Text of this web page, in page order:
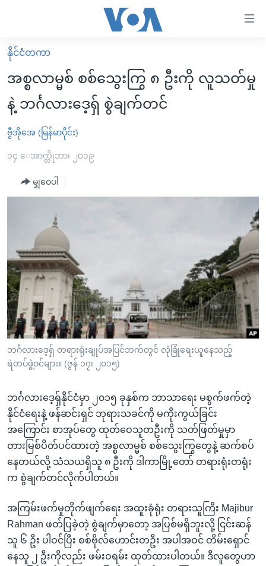
လွယ်ကူ
စေ
သည့်
Link
များ
ပင်မ
ပင်မ
အ
ညွန်း
စာမျက်နှာ
သို့
ကျော်
ကြည့်
ရန်
ရန်
နေရာ
သို့
ကျော်
ရန်
မူလစာမျက်နှာ
မြန်မာ
ကမ္ဘာ့သတင်းများ
နိုင်ငံတကာ
အစ္စရေး-ပါလက်စတိုင်း
ဗွီဒီယို
အင်္ဂလိပ်စာလေ့လာမယ်
အမေရိကန်သုံးအီဒီယံ
မကြေးမုံရဲ့ အင်္ဂလိပ်စာ
ရုပ်ရှင်ထဲက အင်္ဂလိပ်စာ
သုတပဒေသာ အင်္ဂလိပ်စာ
အပတ်စဉ်ကဏ္ဍများ
ရေဒီယို
တီဗွီ
ရေဒီယိုနှင့်ရုပ်သံ အချက်အလက်များ
ရေဒီယို/တီဗွီအစီအစဉ်
Learning English
ဗွီအိုအေ လူမှုကွန်ယက်များ
နိုင်ငံတကာ
အစ္စလာမ္မစ် စစ်သွေးကြွ ၈ ဦးကို လူသတ်မှု
နဲ့ ဘင်္ဂလားဒေ့ရှ် စွဲချက်တင်
ဗွီအိုအေ (မြန်မာပိုင်း)
၁၄ ေအာက္တိုဘာ၊ ၂၀၁၉
မျှဝေပါ
ဘင်္ဂလားဒေ့ရှ် တရားရုံးချုပ်အပြင်ဘက်တွင် လုံခြုံရေးယူနေသည့်
ရဲတပ်ဖွဲ့ဝင်များ။ (ဇွန် ၁၇၊ ၂၀၁၅)
ဘင်္ဂလားဒေ့ရှ်နိုင်ငံမှာ ၂၀၁၅ ခုနှစ်က ဘာသာရေး မစွက်ဖက်တဲ့
နိုင်ငံရေးနဲ့ ဖန်ဆင်းရှင် ဘုရားသခင်ကို မကိုးကွယ်ခြင်း
အကြောင်း စာအုပ်တွေ ထုတ်ဝေသူတဦးကို သတ်ဖြတ်မှုမှာ
တားမြစ်ပိတ်ပင်ထားတဲ့ အစ္စလာမ္မစ် စစ်သွေးကြွတွေနဲ့ ဆက်စပ်
နေတယ်လို့ သံသယရှိသူ ၈ ဦးကို ဒါကာမြို့တော် တရားရုံးတရုံး
က စွဲချက်တင်လိုက်ပါတယ်။
အကြမ်းဖက်မှုတိုက်ဖျက်ရေး အထူးခုံရုံး တရားသူကြီး Majibur
Rahman ဖတ်ပြခဲ့တဲ့ စွဲချက်မှာတော့ အပြစ်မရှိဘူးလို့ ငြင်းဆန်
သူ ၆ ဦး ပါဝင်ပြီး စစ်ဗိုလ်ဟောင်းတဦး အပါအဝင် တိမ်းရှောင်
နေသူ ၂ ဦးကိုလည်း ဖမ်းဝရမ်း ထုတ်ထားပါတယ်။ ဒီလူတွေဟာ